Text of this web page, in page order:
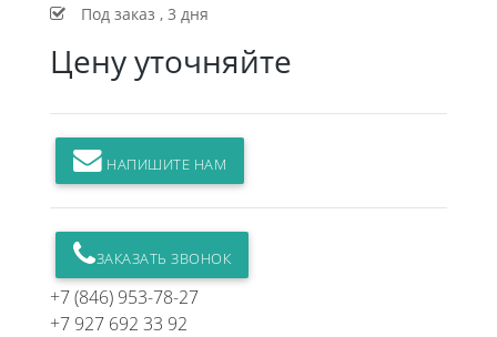
Под заказ , 3 дня
Цену уточняйте
НАПИШИТЕ НАМ
ЗАКАЗАТЬ ЗВОНОК
+7 (846) 953-78-27
+7 927 692 33 92